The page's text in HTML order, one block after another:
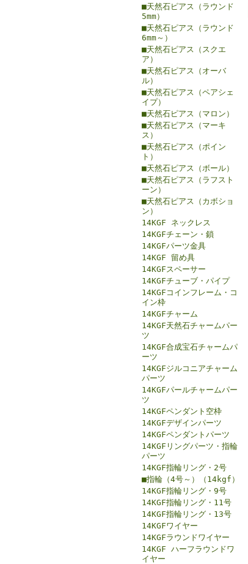
■天然石ピアス（ラウンド
5mm）
■天然石ピアス（ラウンド
6mm～）
■天然石ピアス（スクエ
ア）
■天然石ピアス（オーバ
ル）
■天然石ピアス（ペアシェ
イプ）
■天然石ピアス（マロン）
■天然石ピアス（マーキ
ス）
■天然石ピアス（ポイン
ト）
■天然石ピアス（ボール）
■天然石ピアス（ラフスト
ーン）
■天然石ピアス（カボショ
ン）
14KGF ネックレス
14KGFチェーン・鎖
14KGFパーツ金具
14KGF 留め具
14KGFスペーサー
14KGFチューブ・パイプ
14KGFコインフレーム・コ
イン枠
14KGFチャーム
14KGF天然石チャームパー
ツ
14KGF合成宝石チャームパ
ーツ
14KGFジルコニアチャーム
パーツ
14KGFパールチャームパー
ツ
14KGFペンダント空枠
14KGFデザインパーツ
14KGFペンダントパーツ
14KGFリングパーツ・指輪
パーツ
14KGF指輪リング・2号
■指輪（4号～）（14kgf）
14KGF指輪リング・9号
14KGF指輪リング・11号
14KGF指輪リング・13号
14KGFワイヤー
14KGFラウンドワイヤー
14KGF ハーフラウンドワ
イヤー